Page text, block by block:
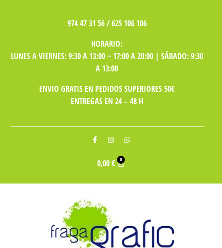
974 47 31 56 / 625 106 106
HORARIO:
LUNES A VIERNES: 9:30 A 13:00 ·· 17:00 A 20:00 | SÁBADO: 9:30
A 13:00
ENVIO GRATIS EN PEDIDOS SUPERIORES 50€
ENTREGAS EN 24 – 48 H
0,00€ 0